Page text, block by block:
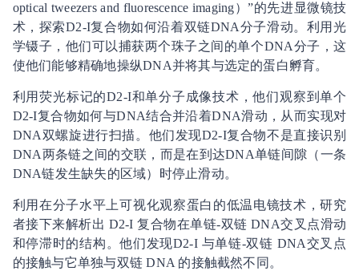
optical tweezers and fluorescence imaging）”的先进显微镜技
术，探索D2-I复合物如何沿着双链DNA分子滑动。利用光
学镊子，他们可以捕获两个珠子之间的单个DNA分子，这
使他们能够精确地操纵DNA并将其与选定的蛋白孵育。
利用荧光标记的D2-I和单分子成像技术，他们观察到单个
D2-I复合物如何与DNA结合并沿着DNA滑动，从而实现对
DNA双螺旋进行扫描。他们发现D2-I复合物不是直接识别
DNA两条链之间的交联，而是在到达DNA单链间隙（一条
DNA链发生缺失的区域）时停止滑动。
利用在分子水平上可视化观察蛋白的低温电镜技术，研究
者接下来解析出 D2-I 复合物在单链-双链 DNA交叉点滑动
和停滞时的结构。他们发现D2-I 与单链-双链 DNA交叉点
的接触与它单独与双链 DNA 的接触截然不同。